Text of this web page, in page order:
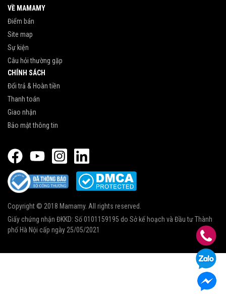
VỀ MAMAMY
Điểm bán
Site map
Sự kiện
Câu hỏi thường gặp
CHÍNH SÁCH
Đổi trả & Hoàn tiền
Thanh toán
Giao nhận
Bảo mật thông tin
Copyright © 2018 Mamamy. All rights reserved.
Giấy chứng nhận ĐKKD: Số 0101159195 do Sở kế hoạch và Đầu tư Thành
phố Hà Nội cấp ngày 25/05/2021